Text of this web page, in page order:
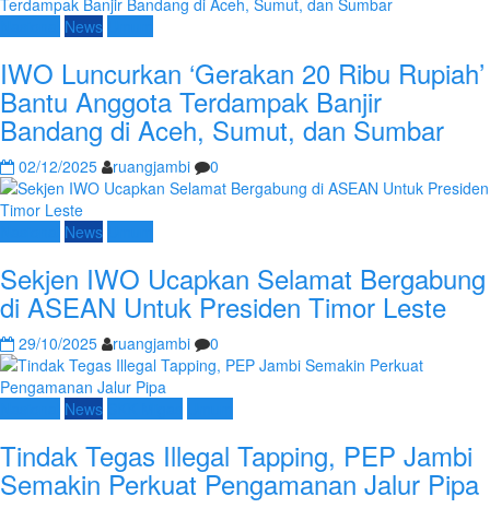
News
IWO Luncurkan ‘Gerakan 20 Ribu Rupiah’
Bantu Anggota Terdampak Banjir
Bandang di Aceh, Sumut, dan Sumbar
02/12/2025 ruangjambi 0
News
Sekjen IWO Ucapkan Selamat Bergabung
di ASEAN Untuk Presiden Timor Leste
29/10/2025 ruangjambi 0
News
Tindak Tegas Illegal Tapping, PEP Jambi
Semakin Perkuat Pengamanan Jalur Pipa